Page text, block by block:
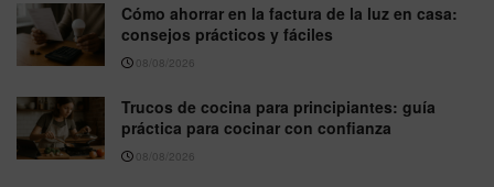
Cómo ahorrar en la factura de la luz en casa:
consejos prácticos y fáciles
08/08/2026
Trucos de cocina para principiantes: guía
práctica para cocinar con confianza
08/08/2026